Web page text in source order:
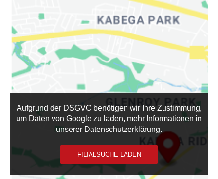
Aufgrund der DSGVO benötigen wir Ihre Zustimmung,
um Daten von Google zu laden, mehr Informationen in
unserer Datenschutzerklärung.
FILIALSUCHE LADEN